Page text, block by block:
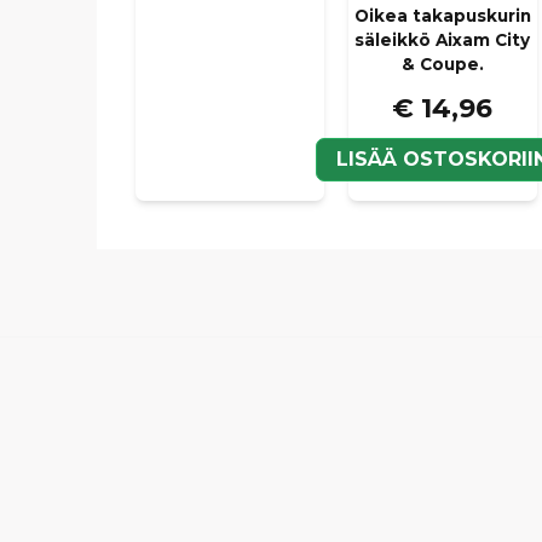
Oikea takapuskurin
säleikkö Aixam City
& Coupe.
€ 14,96
LISÄÄ